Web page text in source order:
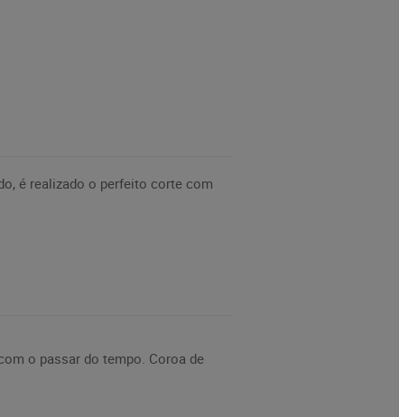
é realizado o perfeito corte com
o passar do tempo. Coroa de